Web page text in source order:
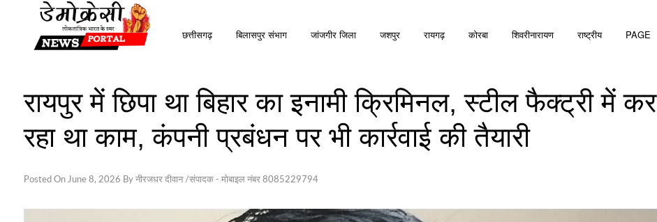
content
छत्तीसगढ़ बिलासपुर संभाग जांजगीर जिला जशपुर रायगढ़ कोरबा शिवरीनारायण राष्ट्रीय PAGE
रायपुर में छिपा था बिहार का इनामी क्रिमिनल, स्टील फैक्ट्री में कर
रहा था काम, कंपनी प्रबंधन पर भी कार्रवाई की तैयारी
Posted On June 8, 2026 By नीरजधर दीवान /संपादक - मोबाइल नंबर 8085229794